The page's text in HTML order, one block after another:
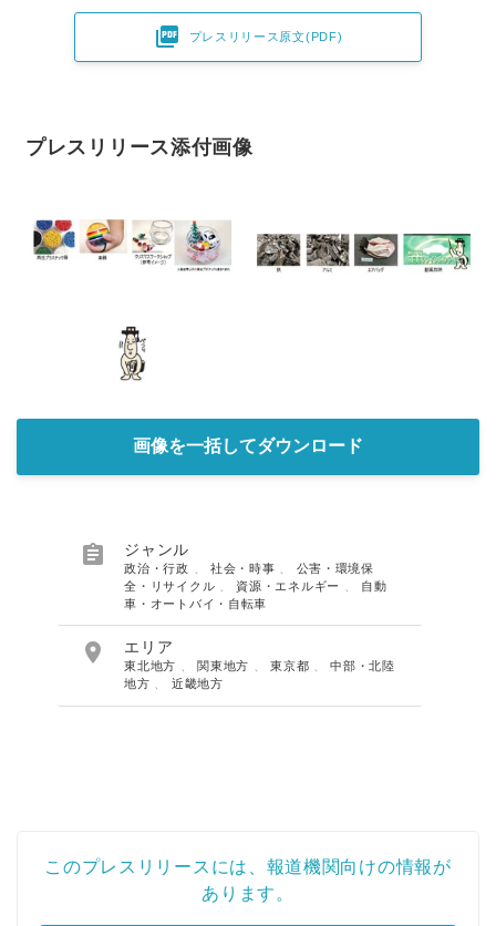
 プレスリリース原文(PDF)
プレスリリース添付画像
画像を一括してダウンロード
 ジャンル
政治・行政 社会・時事
公害・環境保
全・リサイクル
資源・エネルギー
自動
車・オートバイ・自転車
 エリア
東北地方 、関東地方 、東京都 、中部・北陸
地方
近畿地方
このプレスリリースには、報道機関向けの情報が
あります。